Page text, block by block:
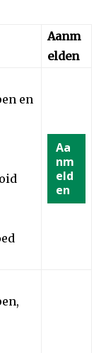
Aanm
elden
en
Aa
nm
eld
en